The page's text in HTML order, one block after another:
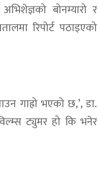
बोनम्यारो र
रिपोर्ट पठाइएको
गाह्रो भएको छ,’, डा.
ट्युमर हो कि भनेर